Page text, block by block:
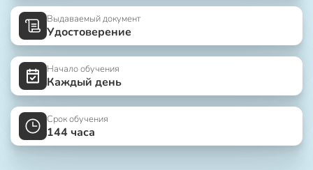
Выдаваемый документ
Удостоверение
Начало обучения
Каждый день
Срок обучения
144 часа